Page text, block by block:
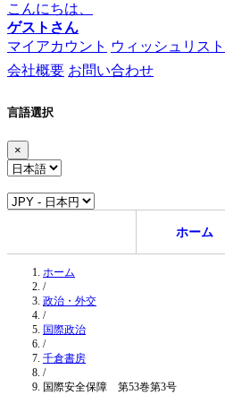
こんにちは、
ゲストさん
マイアカウント ウィッシュリスト
会社概要 お問い合わせ
言語選択
×
ホーム
ホーム
/
政治・外交
/
国際政治
/
千倉書房
/
国際安全保障 第53巻第3号